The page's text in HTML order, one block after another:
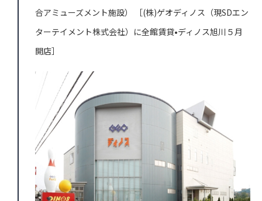
合アミューズメント施設）
［(株)ゲオディノス（現SDエン
ターテイメント株式会社）に全館賃貸•ディノス旭川５月
開店］